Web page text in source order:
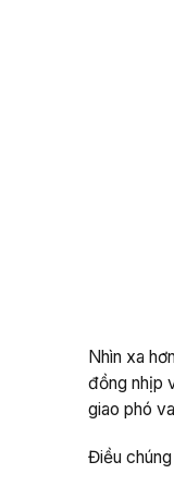
Nhìn xa
đồng nhịp
giao phó
Điều